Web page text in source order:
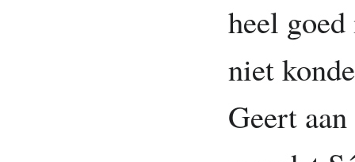
heel
niet
Geert